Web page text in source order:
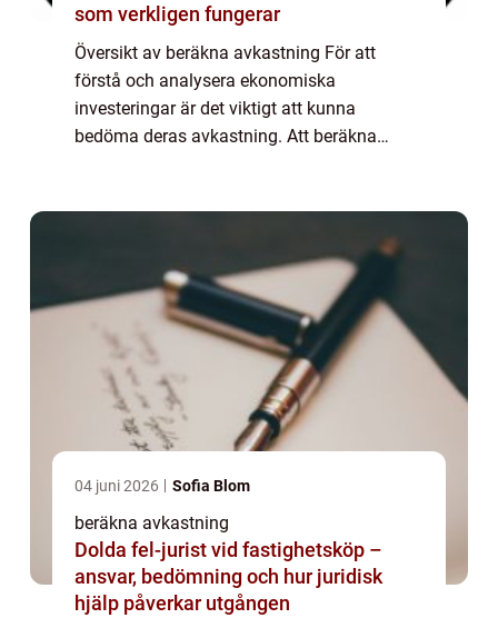
som verkligen fungerar
Översikt av beräkna avkastning För att
förstå och analysera ekonomiska
investeringar är det viktigt att kunna
bedöma deras avkastning. Att beräkna
04 juni 2026 Sofia Blom
beräkna avkastning
Dolda fel-jurist vid fastighetsköp –
ansvar, bedömning och hur juridisk
hjälp påverkar utgången